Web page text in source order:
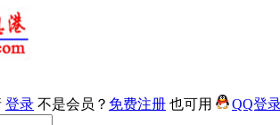
登录 不是会员？ 免费注册 也可用 QQ登